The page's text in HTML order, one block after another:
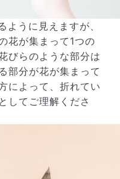
ように見えますが、
花が集まって1つの
びらのような部分は
部分が花が集まって
によって、折れてい
してご理解くださ